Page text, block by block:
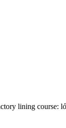
lining course: